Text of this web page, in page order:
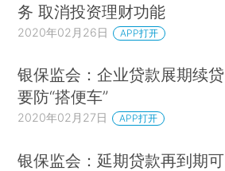
务 取消投资理财功能
2020年02月26日 APP打开
银保监会：企业贷款展期续贷
要防“搭便车”
2020年02月27日 APP打开
银保监会：延期贷款再到期可